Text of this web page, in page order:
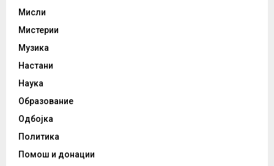
Мисли
Мистерии
Музика
Настани
Наука
Образование
Одбојка
Политика
Помош и донации